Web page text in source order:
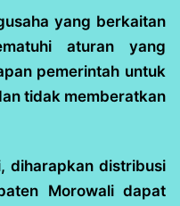
yang berkaitan
aturan yang
pemerintah untuk
tidak memberatkan
diharapkan distribusi
Morowali dapat